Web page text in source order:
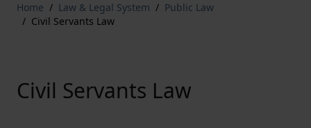
Home / Law & Legal System / Public Law
/ Civil Servants Law
Civil Servants Law